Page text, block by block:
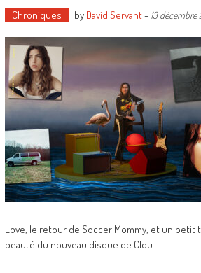
Chroniques by David Servant- 13 décembre
Love, le retour de Soccer Mommy, et un petit
beauté du nouveau disque de Clou…